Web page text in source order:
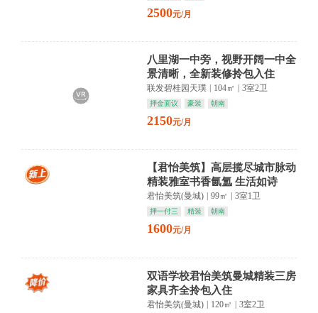
2500元/月
八里湖一中旁，视野开阔一中全
景清晰，全新装修拎包入住
联发碧桂园天璞 104㎡ 3室2卫
押金面议 豪装 朝南
2150元/月
【君怡美筑】高层揽尽城市脉动
精装雅室书香氤氲 生活如诗
君怡美筑(曼城) 99㎡ 3室1卫
押一付三 精装 朝南
1600元/月
双语学校君怡美筑曼城精装三房
家具齐全拎包入住
君怡美筑(曼城) | 120㎡ | 3室2卫